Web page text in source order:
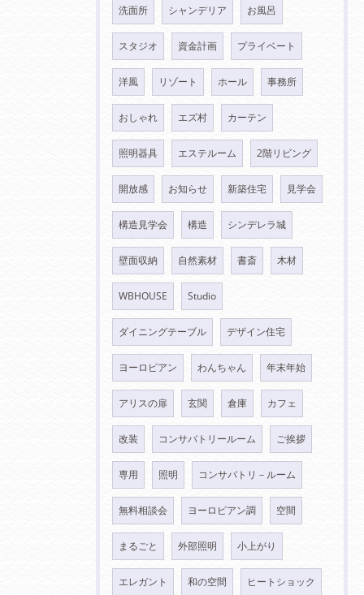
洗面所 シャンデリア お風呂
スタジオ 資金計画 プライベート
洋風 リゾート ホール 事務所
おしゃれ エズ村 カーテン
照明器具 エステルーム 2階リビング
開放感 お知らせ 新築住宅 見学会
構造見学会 構造 シンデレラ城
壁面収納 自然素材 書斎 木材
WBHOUSE Studio
ダイニングテーブル デザイン住宅
ヨーロピアン わんちゃん 年末年始
アリスの扉 玄関 倉庫 カフェ
改装 コンサバトリールーム ご挨拶
専用 照明 コンサバトリ－ルーム
無料相談会 ヨーロピアン調 空間
まるごと 外部照明 小上がり
エレガント 和の空間 ヒートショック